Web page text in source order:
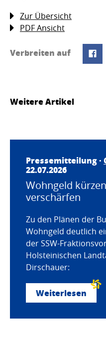
Zur Übersicht
PDF Ansicht
Verbreiten auf
Weitere Artikel
Pressemitteilung ·
22.07.2026
Wohngeld
verschärfen
Zu den Plänen der
Wohngeld deutlich
der SSW-
Holsteinischen
Dirschauer:
Weiterlesen